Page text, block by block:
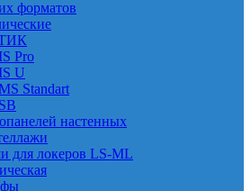
форматов
Pro
U
Standart
настенных
для локеров LS-ML